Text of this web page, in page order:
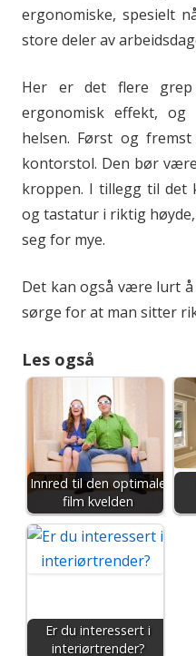
ergonomiske, spesielt
store deler av
Her er det flere
ergonomisk effekt,
helsen. Først og
kontorstol. Den bør
kroppen. I tillegg til det
og tastatur i riktig
seg for mye.
Det kan også være lurt
sørge for at man sitter
Les også
Innred til den optimale
film kvelden
Er du interessert i
interiørtrender?